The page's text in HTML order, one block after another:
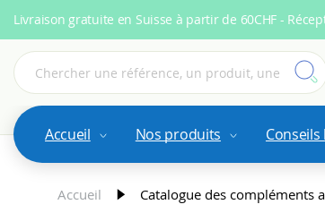
Livraison gratuite en Suisse à partir de 60CHF -
Accueil Nos produits
Accueil Catalogue des compléments